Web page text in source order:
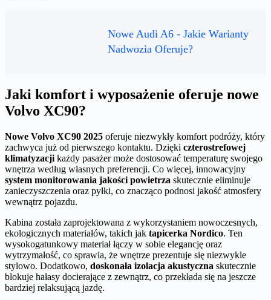
Nowe Audi A6 - Jakie Warianty
Nadwozia Oferuje?
Jaki komfort i wyposażenie oferuje nowe
Volvo XC90?
Nowe Volvo XC90 2025 oferuje niezwykły komfort podróży, który
zachwyca już od pierwszego kontaktu. Dzięki czterostrefowej
klimatyzacji każdy pasażer może dostosować temperaturę swojego
wnętrza według własnych preferencji. Co więcej, innowacyjny
system monitorowania jakości powietrza skutecznie eliminuje
zanieczyszczenia oraz pyłki, co znacząco podnosi jakość atmosfery
wewnątrz pojazdu.
Kabina została zaprojektowana z wykorzystaniem nowoczesnych,
ekologicznych materiałów, takich jak tapicerka Nordico. Ten
wysokogatunkowy materiał łączy w sobie elegancję oraz
wytrzymałość, co sprawia, że wnętrze prezentuje się niezwykle
stylowo. Dodatkowo, doskonała izolacja akustyczna skutecznie
blokuje hałasy docierające z zewnątrz, co przekłada się na jeszcze
bardziej relaksującą jazdę.